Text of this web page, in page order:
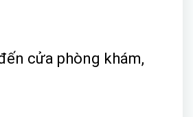
cửa phòng khám,